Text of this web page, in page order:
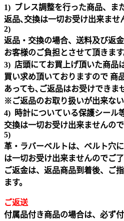
1) ブレス調整を行った商品、ま
返品､交換は一切お受け出来ませ
2)
返品・交換の場合、送料及び返
お客様のご負担とさせて頂きます
3) 店頭にてお買上げ頂いた商品
買い求め頂いておりますので 商
あっても､ご返品はお受けできま
※ご返品のお取り扱いが出来な
4) 時計についている保護シール
交換は一切お受け出来ませんので
5)
革・ラバーベルトは、ベルト穴
は一切お受け出来ませんのでご了
ご返金は、返品商品到着後、ご
ます。
ご返送
付属品付き商品の場合は、必ず